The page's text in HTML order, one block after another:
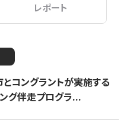
レポート
コングラントが実施する
グ伴走プログラ...